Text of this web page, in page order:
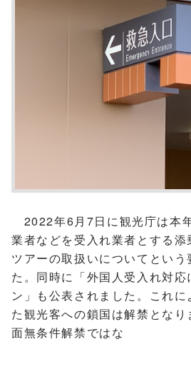
2022年6月7日に観光庁は本
業者などを受入れ業者とする
ツアーの取扱いについてという
た。同時に「外国人受入れ対応
ン」も公表されました。これ
た観光客への鎖国は解禁とな
面無条件解禁ではな